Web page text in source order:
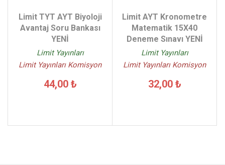
Limit TYT AYT Biyoloji
Avantaj Soru Bankası
YENİ
Limit Yayınları
Limit Yayınları Komisyon
44,00 ₺
Limit AYT Kronometre
Matematik 15X40
Deneme Sınavı YENİ
Limit Yayınları
Limit Yayınları Komisyon
32,00 ₺